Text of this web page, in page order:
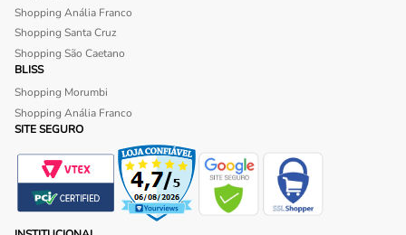
Shopping Anália Franco
Shopping Santa Cruz
Shopping São Caetano
BLISS
Shopping Morumbi
Shopping Anália Franco
SITE SEGURO